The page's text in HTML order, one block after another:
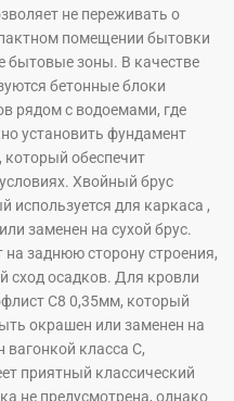
не переживать о
помещении бытовки
бытовые зоны. В качестве
бетонные блоки
рядом с водоемами, где
установить фундамент
обеспечит
Хвойный брус
используется для каркаса ,
заменен на сухой брус.
заднюю сторону строения,
сход осадков. Для кровли
С8 0,35мм, который
окрашен или заменен на
вагонкой класса С,
приятный классический
не предусмотрена, однако